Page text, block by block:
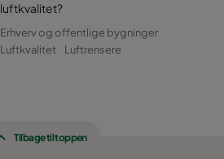
luftkvalitet?
Erhverv og offentlige bygninger
Luftkvalitet
Luftrensere
Tilbage til toppen